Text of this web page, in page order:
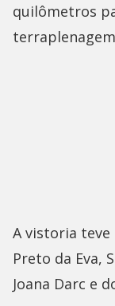
quilômetros
A vistoria teve
Preto da Eva,
Joana Darc e